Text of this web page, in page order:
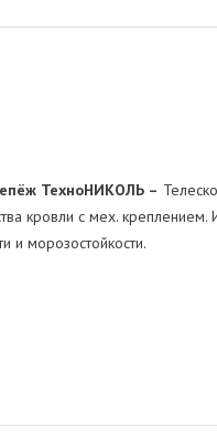
ТехноНИКОЛЬ –
кровли с мех. креплением.
и морозостойкости.